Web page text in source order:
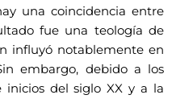
una coincidencia entre
fue una teología de
influyó notablemente en
embargo, debido a los
inicios del siglo XX y a la